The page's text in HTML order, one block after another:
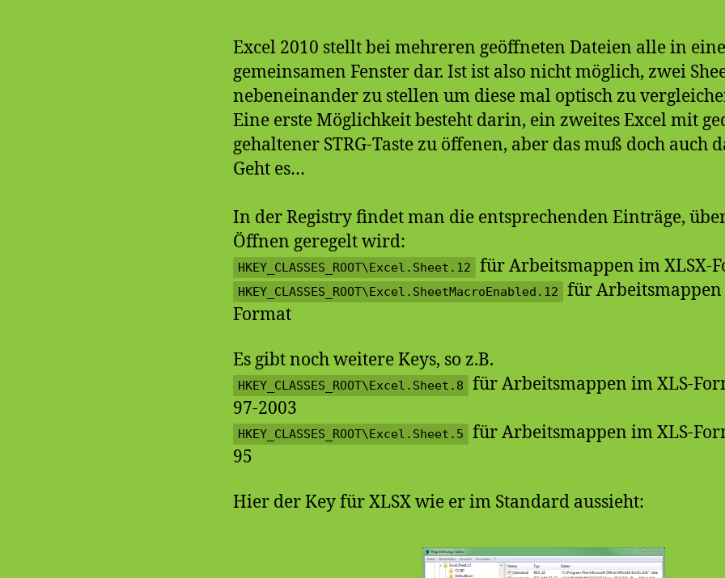
Excel 2010 stellt bei mehreren geöffneten Dateien alle in
gemeinsamen Fenster dar. Ist ist also nicht möglich, zwei
nebeneinander zu stellen um diese mal optisch zu
Eine erste Möglichkeit besteht darin, ein zweites Excel mit
gehaltener STRG-Taste zu öffenen, aber das muß doch auch
Geht es…
In der Registry findet man die entsprechenden Einträge,
Öffnen geregelt wird:
HKEY_CLASSES_ROOT\Excel.Sheet.12 für Arbeitsmappen im XLSX-
HKEY_CLASSES_ROOT\Excel.SheetMacroEnabled.12
für Arbeitsmappen
Format
Es gibt noch weitere Keys, so z.B.
HKEY_CLASSES_ROOT\Excel.Sheet.8
für Arbeitsmappen im XLS-
97-2003
HKEY_CLASSES_ROOT\Excel.Sheet.5
für Arbeitsmappen im XLS-
95
Hier der Key für XLSX wie er im Standard aussieht: